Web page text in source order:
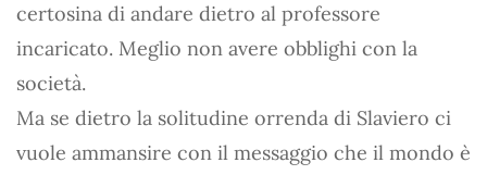
certosina di andare dietro al professore
incaricato. Meglio non avere obblighi con la
società.
Ma se dietro la solitudine orrenda di Slaviero ci
vuole ammansire con il messaggio che il mondo è